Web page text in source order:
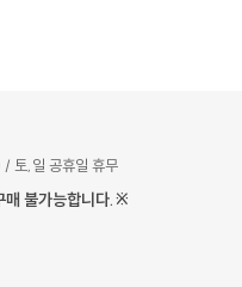
/ 토,일 공휴일 휴무
매 불가능합니다.※